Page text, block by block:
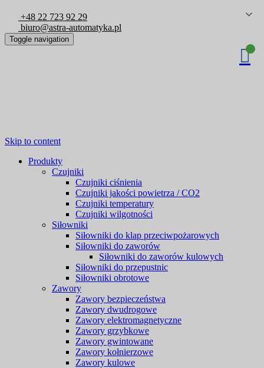
+48 22 723 92 29
biuro@astra-automatyka.pl
Toggle navigation
Skip to content
Produkty
Czujniki
Czujniki ciśnienia
Czujniki jakości powietrza / CO2
Czujniki temperatury
Czujniki wilgotności
Siłowniki
Siłowniki do klap przeciwpożarowych
Siłowniki do zaworów
Siłowniki do zaworów kulowych
Siłowniki do przepustnic
Siłowniki obrotowe
Zawory
Zawory bezpieczeństwa
Zawory dwudrogowe
Zawory elektromagnetyczne
Zawory grzybkowe
Zawory gwintowane
Zawory kołnierzowe
Zawory kulowe